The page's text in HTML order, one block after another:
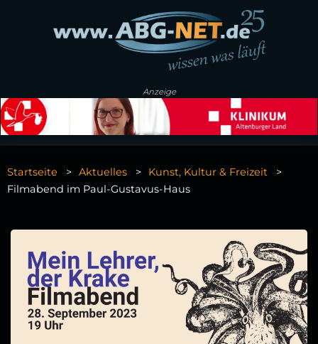
Anzeige
Startseite Aktuelles
Kunst, Kultur & Freizeit
Filmabend im Paul-Gustavus-Haus